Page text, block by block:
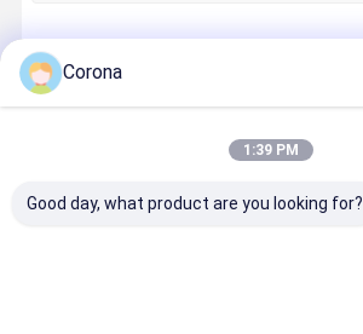
Corona
1:39 PM
Good day, what product are you looking for?